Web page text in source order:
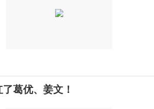
葛优、姜文！